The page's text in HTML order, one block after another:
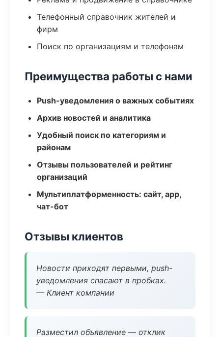
Телефонный справочник жителей и
фирм
Поиск по организациям и телефонам
Преимущества работы с нами
Push-уведомления о важных событиях
Архив новостей и аналитика
Удобный поиск по категориям и
районам
Отзывы пользователей и рейтинг
организаций
Мультиплатформенность: сайт, app,
чат-бот
Отзывы клиентов
Новости приходят первыми, push-
уведомления спасают в пробках.
— Клиент компании
Разместил объявление — отклик